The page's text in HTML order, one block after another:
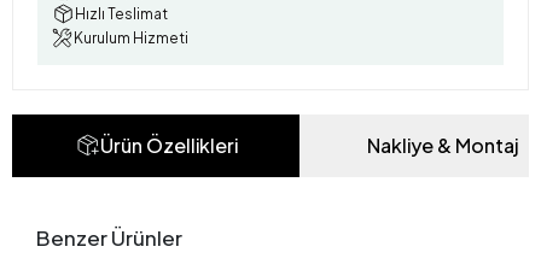
Hızlı Teslimat
Kurulum Hizmeti
Ürün Özellikleri Nakliye & Montaj
Benzer Ürünler